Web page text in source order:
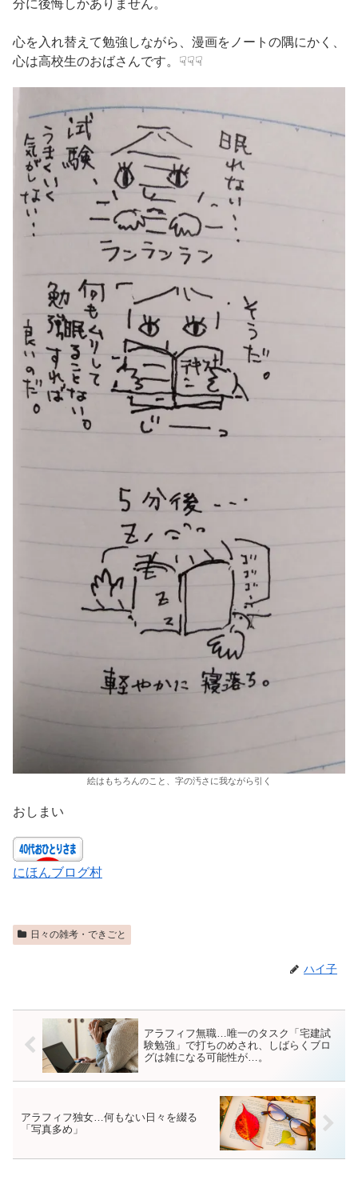
分に後悔しかありません。
心を入れ替えて勉強しながら、漫画をノートの隅にかく、
心は高校生のおばさんです。☟☟☟
絵はもちろんのこと、字の汚さに我ながら引く
おしまい
にほんブログ村
日々の雑考・できごと
ハイ子
アラフィフ無職…唯一のタスク「宅建試
験勉強」で打ちのめされ、しばらくブロ
グは雑になる可能性が…。
アラフィフ独女…何もない日々を綴る
「写真多め」